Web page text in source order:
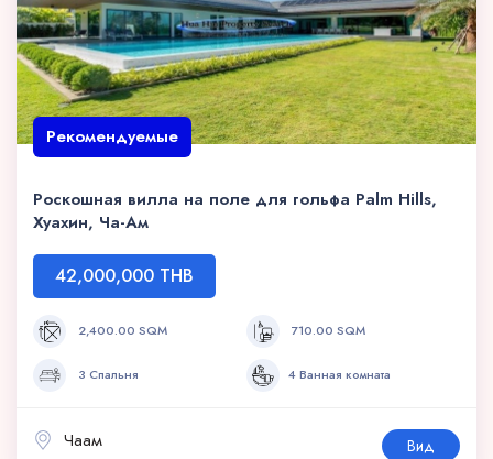
Рекомендуемые
Роскошная вилла на поле для гольфа Palm Hills,
Хуахин, Ча-Ам
42,000,000 THB
2,400.00 SQM 710.00 SQM
3 Спальня 4 Ванная комната
Чаам Вид